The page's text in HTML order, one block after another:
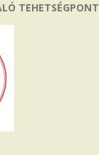
TEHETSÉGPONT